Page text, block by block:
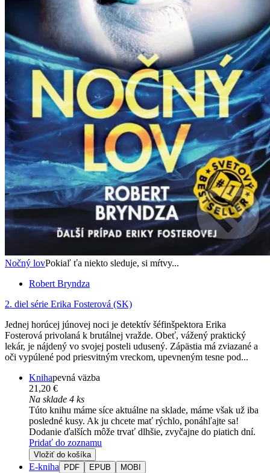
Nočný lovPokiaľ ťa niekto sleduje, si mŕtvy...
Robert Bryndza
2. diel série Erika Fosterová (SK)
Jednej horúcej júnovej noci je detektív šéfinšpektora Erika
Fosterová privolaná k brutálnej vražde. Obeť, vážený praktický
lekár, je nájdený vo svojej posteli udusený. Zápästia má zviazané a
oči vypúlené pod priesvitným vreckom, upevneným tesne pod...
Knihapevná väzba
21,20 €
Na sklade 4 ks
Túto knihu máme síce aktuálne na sklade, máme však už iba
posledné kusy. Ak ju chcete mať rýchlo, ponáhľajte sa!
Dodanie ďalších môže trvať dlhšie, zvyčajne do piatich dní.
Pridať do zoznamu
Vložiť do košíka
E-kniha PDF EPUB MOBI